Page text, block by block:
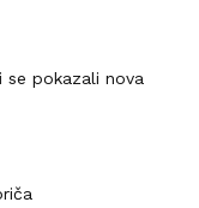
se pokazali nova